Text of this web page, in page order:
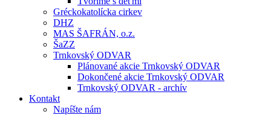
Gréckokatolícka cirkev
DHZ
MAS ŠAFRÁN, o.z.
ŠaZZ
Trnkovský ODVAR
Plánované akcie Trnkovský ODVAR
Dokončené akcie Trnkovský ODVAR
Trnkovský ODVAR - archív
Kontakt
Napíšte nám